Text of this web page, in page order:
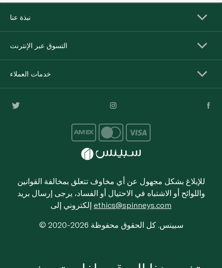
نبذة عنا
التسوق عبر الإنترنت
خدمات العملاء
للإبلاغ بشكل مجهول عن أي مخاوف تتعلق بمخالفة القوانين
واللوائح أو الاشتباه في الاحتيال أو الفساد، يرجى إرسال بريد
ethics@spinneys.com
© 2020-2026 سبينس. كل الحقوق محفوظة